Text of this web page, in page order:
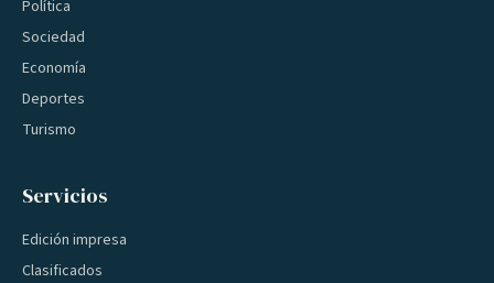
Política
Sociedad
Economía
Deportes
Turismo
Servicios
Edición impresa
Clasificados